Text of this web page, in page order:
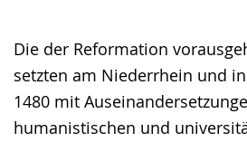
Die der Reformation
setzten am Niederrhein und
1480 mit
humanistischen und